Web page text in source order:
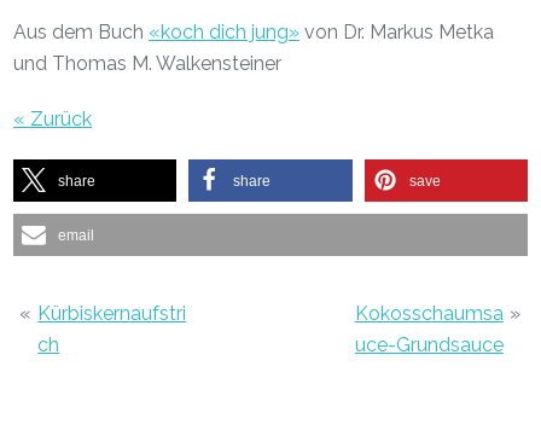
Aus dem Buch «koch dich jung» von Dr. Markus Metka
und Thomas M. Walkensteiner
« Zurück
share share save
email
« Kürbiskernaufstri
ch
Kokosschaumsa
uce-Grundsauce
»